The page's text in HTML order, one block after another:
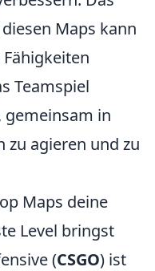
Maps kann
Teamspiel
gemeinsam in
zu agieren und zu
Maps deine
Level bringst
(CSGO) ist